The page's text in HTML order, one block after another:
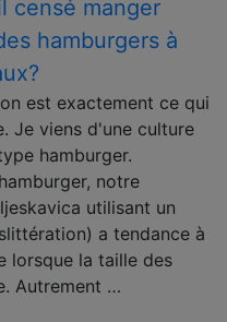
censé manger
hamburgers à
est exactement ce qui
Je viens d'une culture
hamburger.
notre
utilisant un
a tendance à
lorsque la taille des
Autrement …